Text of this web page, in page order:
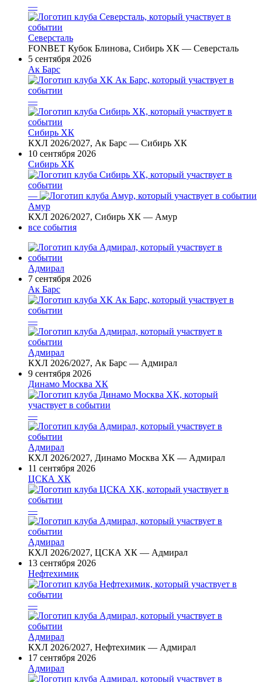
—
Северсталь
FONBET Кубок Блинова, Сибирь ХК — Северсталь
5 сентября 2026
Ак Барс
—
Сибирь ХК
КХЛ 2026/2027, Ак Барс — Сибирь ХК
10 сентября 2026
Сибирь ХК
—
Амур
КХЛ 2026/2027, Сибирь ХК — Амур
все события
Адмирал
7 сентября 2026
Ак Барс
—
Адмирал
КХЛ 2026/2027, Ак Барс — Адмирал
9 сентября 2026
Динамо Москва ХК
—
Адмирал
КХЛ 2026/2027, Динамо Москва ХК — Адмирал
11 сентября 2026
ЦСКА ХК
—
Адмирал
КХЛ 2026/2027, ЦСКА ХК — Адмирал
13 сентября 2026
Нефтехимик
—
Адмирал
КХЛ 2026/2027, Нефтехимик — Адмирал
17 сентября 2026
Адмирал